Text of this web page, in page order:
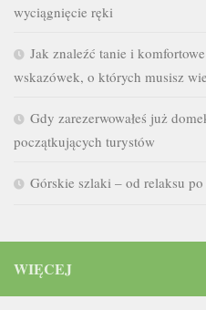
wyciągnięcie ręki
Jak znaleźć tanie i
wskazówek, o których musisz
Gdy zarezerwowałeś już
początkujących turystów
Górskie szlaki – od relaksu
WIĘCEJ